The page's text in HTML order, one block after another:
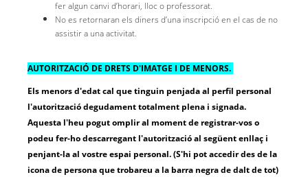
fer algun canvi d’horari, lloc o professorat.
No es retornaran els diners d’una inscripció en el cas de no
assistir a una activitat.
AUTORITZACIÓ DE DRETS D'IMATGE I DE MENORS.
Els menors d'edat cal que tinguin penjada al perfil personal
l'autorització degudament totalment plena i signada.
Aquesta l'heu pogut omplir al moment de registrar-vos o
podeu fer-ho descarregant l'autorització al següent enllaç i
penjant-la al vostre espai personal. (S'hi pot accedir des de la
icona de persona que trobareu a la barra negra de dalt de tot)